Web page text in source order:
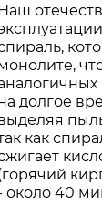
долгое
как
около 40